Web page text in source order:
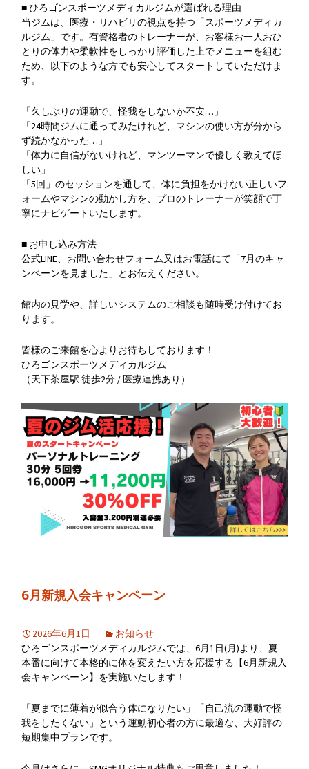
■ ひろゴンスポーツメディカルジムが選ばれる理由
当ジムは、医療・リハビリの視点を持つ「スポーツメディカ
ルジム」です。有資格者のトレーナーが、お客様お一人おひ
とりの体力や柔軟性をしっかり評価した上でメニューを組む
ため、以下のような方でも安心してスタートしていただけま
す。
「久しぶりの運動で、怪我をしないか不安…」
「24時間ジムに通ってみたけれど、マシンの使い方が分から
ず続かなかった…」
「体力に自信がないけれど、マンツーマンで優しく教えてほ
しい」
「5回」のセッションを通して、体に負担をかけない正しいフ
ォームやマシンの動かし方を、プロのトレーナーが笑顔で丁
寧にナビゲートいたします。
■ お申し込み方法
公式LINE、お問い合わせフォーム又はお電話にて「7月のキャ
ンペーンを見ました」とお伝えください。
館内の見学や、詳しいシステムのご相談も随時受け付けてお
ります。
皆様のご来館を心よりお待ちしております！
ひろゴンスポーツメディカルジム
（天下茶屋駅 徒歩2分 / 医療連携あり）
6月新規入会キャンペーン
2026年6月1日
お知らせ
ひろゴンスポーツメディカルジムでは、6月1日(月)より、夏
本番に向けて本格的に体を変えたい方を応援する【6月新規入
会キャンペーン】を実施いたします！
「夏までに薄着が似合う体になりたい」「自己流の運動で怪
我をしたくない」という運動初心者の方に最適な、大好評の
短期集中プランです。